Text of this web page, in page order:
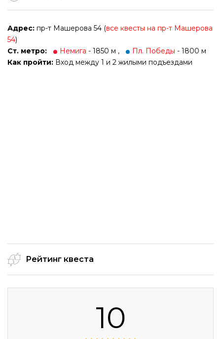
Адрес: пр-т Машерова 54 (все квесты на пр-т Машерова
54)
Ст. метро:
Немига - 1850 м , Пл. Победы - 1800 м
Как пройти: Вход между 1 и 2 жилыми подъездами
Рейтинг квеста
10